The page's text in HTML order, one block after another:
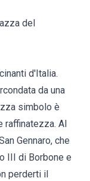
del
d'Italia.
da una
simbolo è
raffinatezza. Al
Gennaro, che
III di Borbone e
perderti il